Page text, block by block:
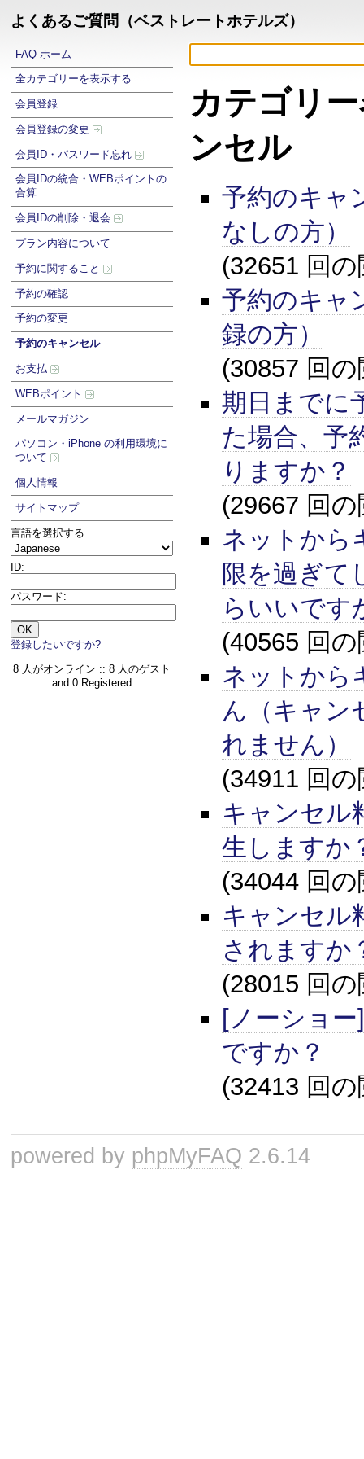
よくあるご質問（ベストレートホテルズ）
FAQ ホーム
全カテゴリーを表示する
会員登録
会員登録の変更
会員ID・パスワード忘れ
会員IDの統合・WEBポイントの
合算
会員IDの削除・退会
プラン内容について
予約に関すること
予約の確認
予約の変更
予約のキャンセル
お支払
WEBポイント
メールマガジン
パソコン・iPhone の利用環境に
ついて
個人情報
サイトマップ
言語を選択する
ID:
パスワード:
登録したいですか?
8 人がオンライン :: 8 人のゲスト
and 0 Registered
カテゴリ
ンセル
予約のキャ
なしの方）
(32651 回
予約のキャ
録の方）
(30857 回
期日までに
た場合、予
りますか？
(29667 回
ネットから
限を過ぎて
らいいです
(40565 回
ネットから
ん（キャン
れません）
(34911 回
キャンセル
生しますか
(34044 回
キャンセル
されますか
(28015 回
[ノーショ
ですか？
(32413 回
powered by phpMyFAQ 2.6.14